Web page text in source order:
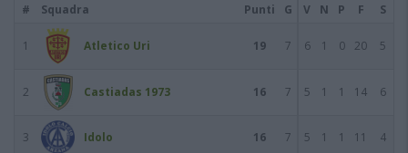
#
Squadra Punti G V N P F S
1 Atletico Uri 19 7 6 1 0 20 5
2 Castiadas 1973 16 7 5 1 1 14 6
3 Idolo 16 7 5 1 1 11 4